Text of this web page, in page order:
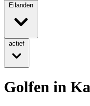
Eilanden
actief
Golfen in